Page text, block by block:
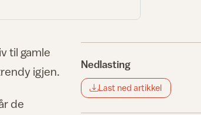
til gamle
igjen.
de
Nedlasting
Last ned artikkel